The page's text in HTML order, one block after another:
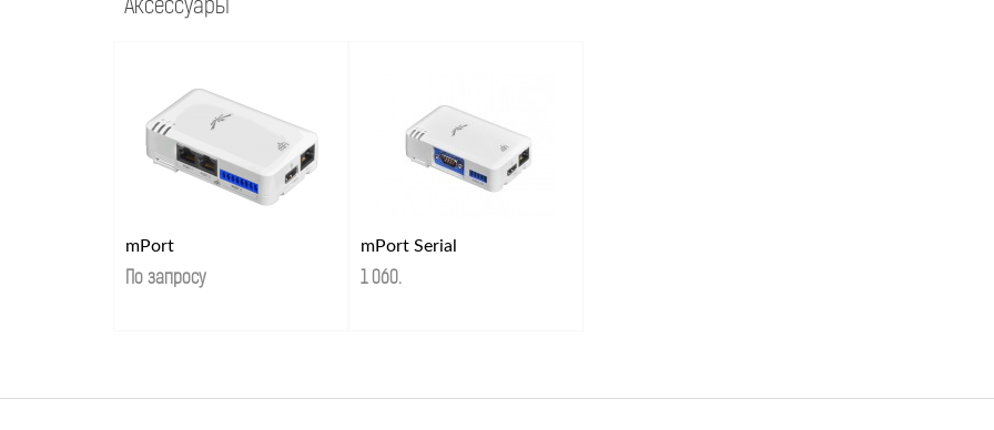
Аксессуары
mPort
По запросу
mPort Serial
1 060.